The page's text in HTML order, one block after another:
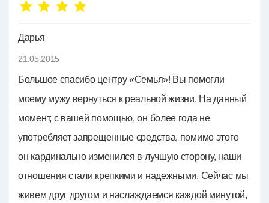
Дарья
21.05.2015
Большое спасибо центру «Семья»! Вы помогли
моему мужу вернуться к реальной жизни. На данный
момент, с вашей помощью, он более года не
употребляет запрещенные средства, помимо этого
он кардинально изменился в лучшую сторону, наши
отношения стали крепкими и надежными. Сейчас мы
живем друг другом и наслаждаемся каждой минутой,